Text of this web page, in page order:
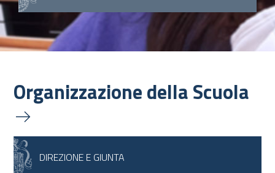
Organizzazione della Scuola
DIREZIONE E GIUNTA